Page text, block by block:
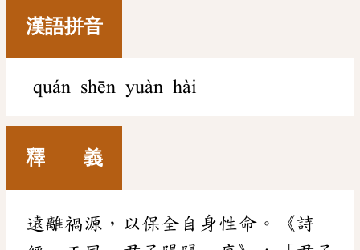
漢語拼音
quán shēn yuàn hài
釋 義
遠離禍源，以保全自身性命。《詩